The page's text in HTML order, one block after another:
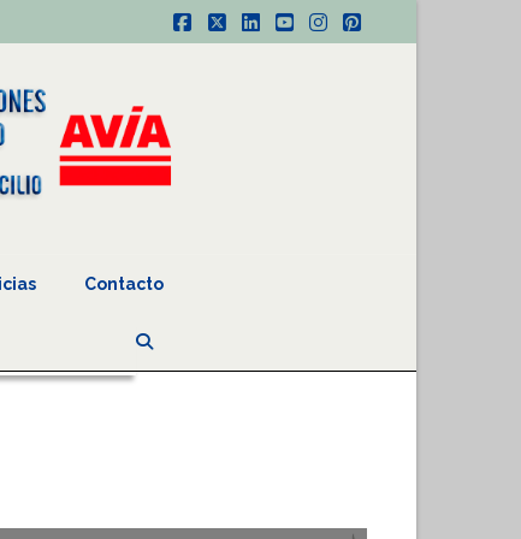
Facebook
X LinkedIn
YouTube
Instagram
Pinterest
Contacto